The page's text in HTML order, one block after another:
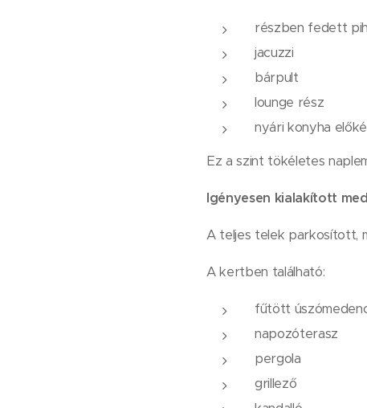
részben fedett
jacuzzi
bárpult
lounge rész
nyári konyha
Ez a szint tökéletes
Igényesen kialakított
A teljes telek parkosított,
A kertben található:
fűtött
napozóterasz
pergola
grillező